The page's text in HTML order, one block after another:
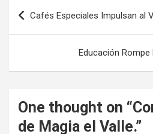
Navegación
de
Cafés Especiales Impulsan al
Educación
One thought on “
de Magia el Valle.”